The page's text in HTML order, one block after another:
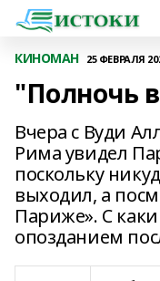
КИНОМАН 25 ФЕВРАЛЯ
"Полночь
Вчера с Вуди
Рима увидел
поскольку
выходил, а
Париже». С
опозданием